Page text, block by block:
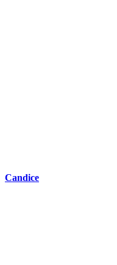
Candice